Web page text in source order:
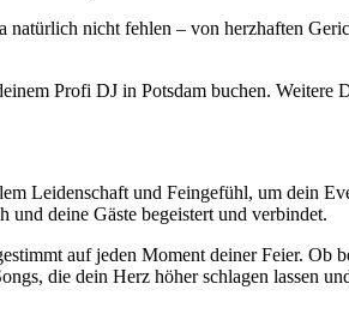
nicht fehlen – von herzhaften
Profi DJ in Potsdam buchen. Weitere
Leidenschaft und Feingefühl, um dein
deine Gäste begeistert und verbindet.
auf jeden Moment deiner Feier. Ob
die dein Herz höher schlagen lassen